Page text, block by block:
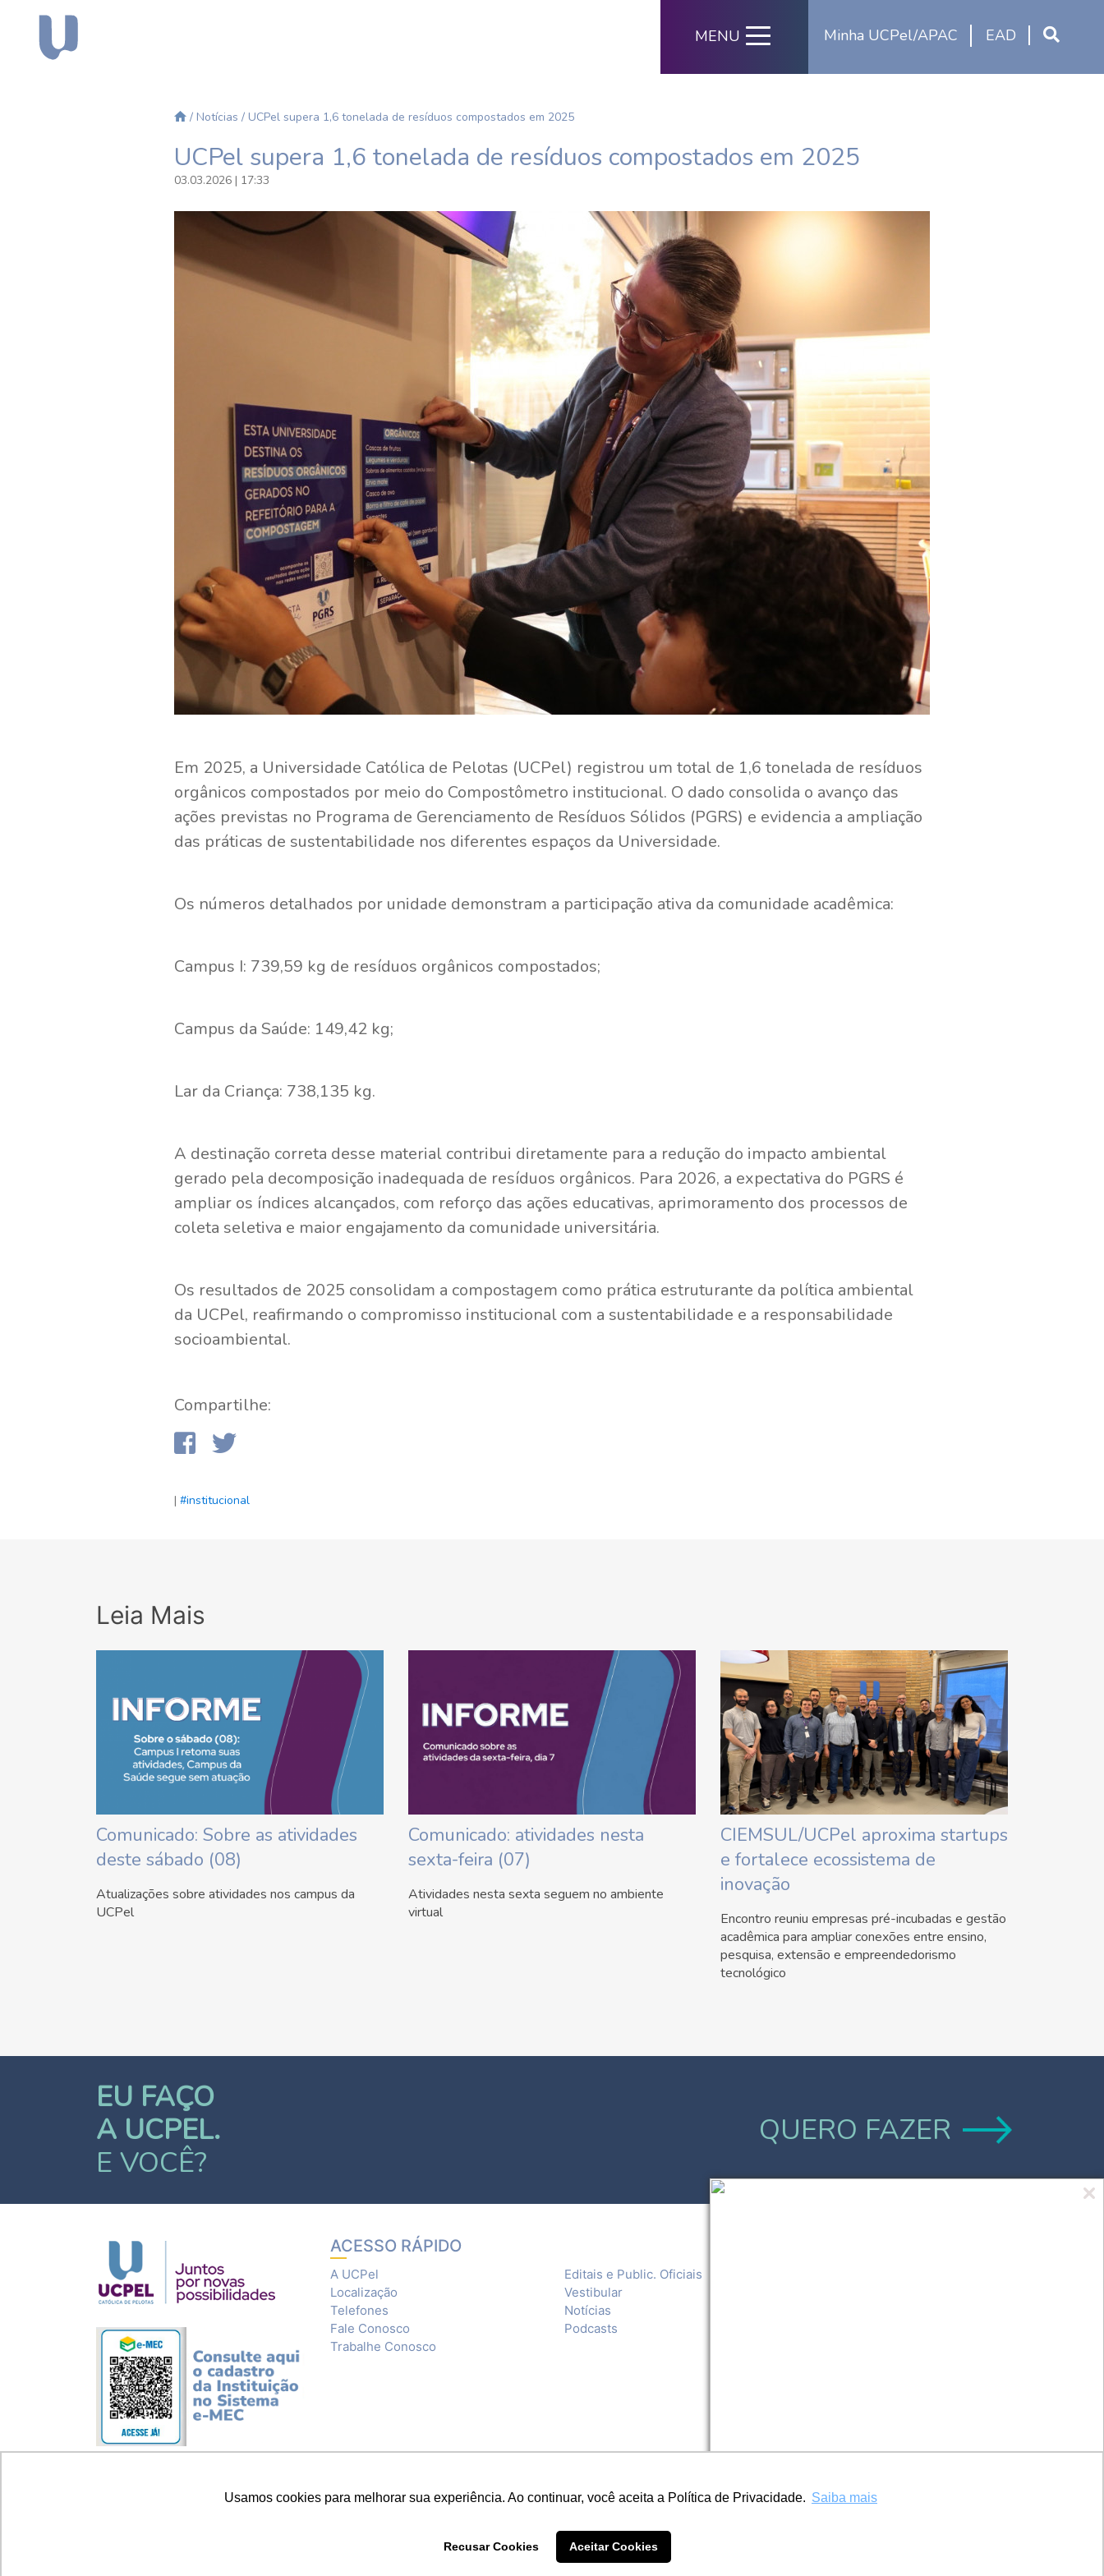
Usamos cookies para melhorar sua experiência. Ao continuar, você aceita a Política de Privacidade. Saiba mais
Recusar Cookies Aceitar Cookies
Minha UCPel/APAC EAD
MENU
/ Notícias / UCPel supera 1,6 tonelada de resíduos compostados em 2025
UCPel supera 1,6 tonelada de resíduos compostados em 2025
03.03.2026 | 17:33
Em 2025, a Universidade Católica de Pelotas (UCPel) registrou um total de 1,6 tonelada de resíduos
orgânicos compostados por meio do Compostômetro institucional. O dado consolida o avanço das
ações previstas no Programa de Gerenciamento de Resíduos Sólidos (PGRS) e evidencia a ampliação
das práticas de sustentabilidade nos diferentes espaços da Universidade.
Os números detalhados por unidade demonstram a participação ativa da comunidade acadêmica:
Campus I: 739,59 kg de resíduos orgânicos compostados;
Campus da Saúde: 149,42 kg;
Lar da Criança: 738,135 kg.
A destinação correta desse material contribui diretamente para a redução do impacto ambiental
gerado pela decomposição inadequada de resíduos orgânicos. Para 2026, a expectativa do PGRS é
ampliar os índices alcançados, com reforço das ações educativas, aprimoramento dos processos de
coleta seletiva e maior engajamento da comunidade universitária.
Os resultados de 2025 consolidam a compostagem como prática estruturante da política ambiental
da UCPel, reafirmando o compromisso institucional com a sustentabilidade e a responsabilidade
socioambiental.
Compartilhe:
| #institucional
Leia Mais
Comunicado: Sobre as atividades
deste sábado (08)
Atualizações sobre atividades nos campus da
UCPel
Comunicado: atividades nesta
sexta-feira (07)
Atividades nesta sexta seguem no ambiente
virtual
CIEMSUL/UCPel aproxima startups
e fortalece ecossistema de
inovação
Encontro reuniu empresas pré-incubadas e gestão
acadêmica para ampliar conexões entre ensino,
pesquisa, extensão e empreendedorismo
tecnológico
EU FAÇO
A UCPEL.
E VOCÊ?
QUERO FAZER
ACESSO RÁPIDO
A UCPel
Localização
Telefones
Fale Conosco
Trabalhe Conosco
Editais e Public. Oficiais
Vestibular
Notícias
Podcasts